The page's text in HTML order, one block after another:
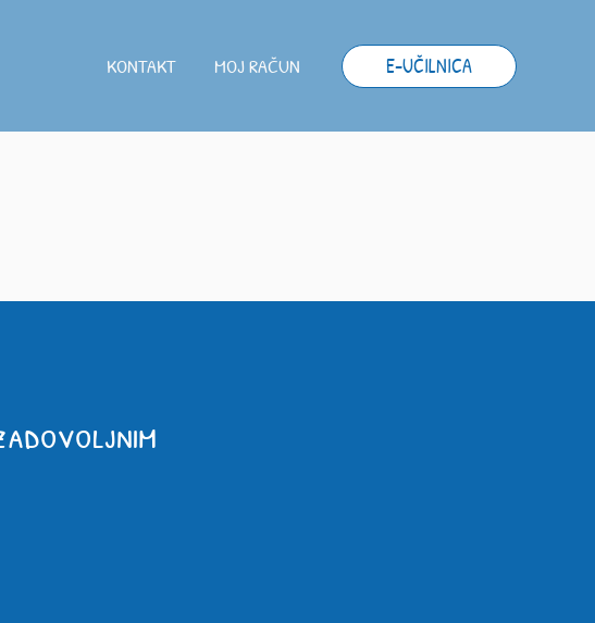
KONTAKT MOJ RAČUN E-UČILNICA